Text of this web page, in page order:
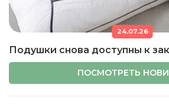
24.07.26
Подушки снова доступны к
ПОСМОТРЕТЬ